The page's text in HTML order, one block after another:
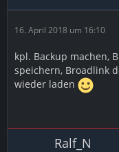
16. April 2018 um 16:10
kpl. Backup machen,
speichern, Broadlink
wieder laden
Ralf_N